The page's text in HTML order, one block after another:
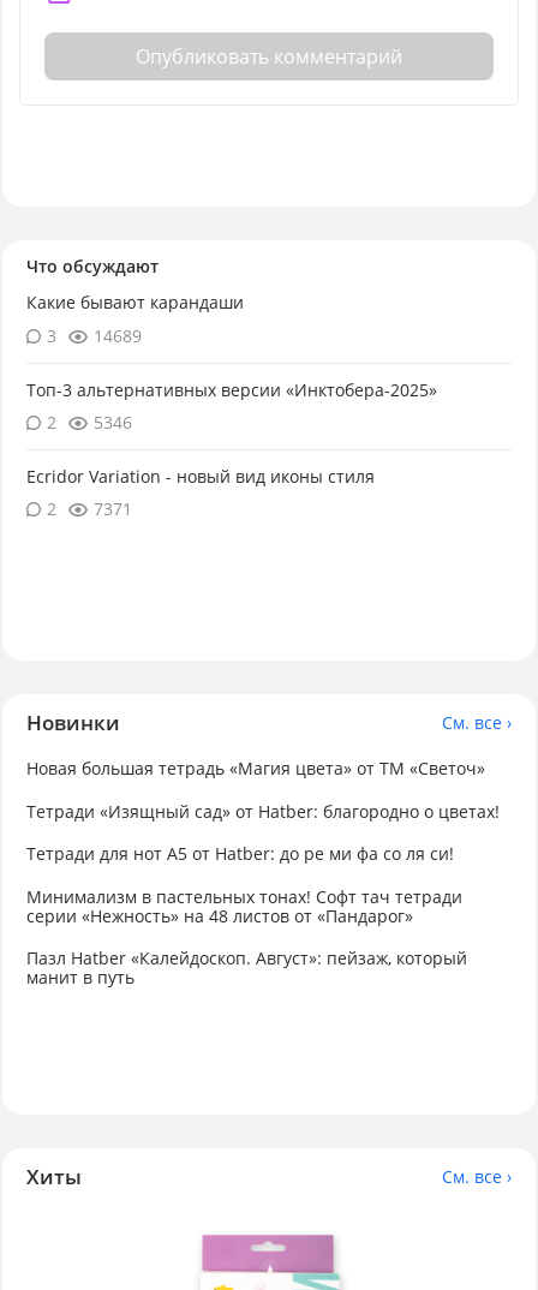
Опубликовать комментарий
Что обсуждают
Какие бывают карандаши
3
14689
Топ-3 альтернативных версии «Инктобера-2025»
2
5346
Ecridor Variation - новый вид иконы стиля
2
7371
Новинки
См. все ›
Новая большая тетрадь «Магия цвета» от ТМ «Светоч»
Тетради «Изящный сад» от Hatber: благородно о цветах!
Тетради для нот А5 от Hatber: до ре ми фа со ля си!
Минимализм в пастельных тонах! Софт тач тетради
серии «Нежность» на 48 листов от «Пандарог»
Пазл Hatber «Калейдоскоп. Август»: пейзаж, который
манит в путь
Хиты См. все ›